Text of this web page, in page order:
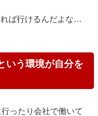
ば行けるんだよな…
いう環境が自分を
ったり会社で働いて